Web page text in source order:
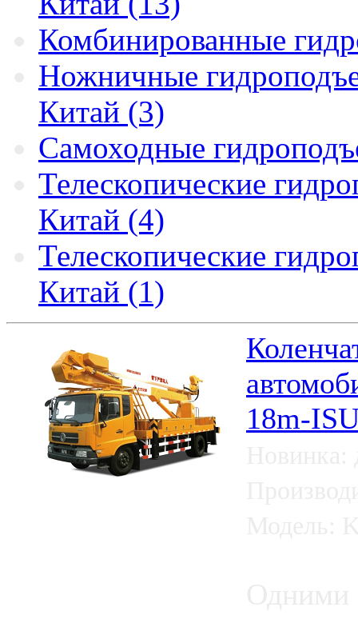
Комбинированные
Ножничные
Китай (3)
Самоходные
Телескопические
Китай (4)
Телескопические
Китай (1)
18m-